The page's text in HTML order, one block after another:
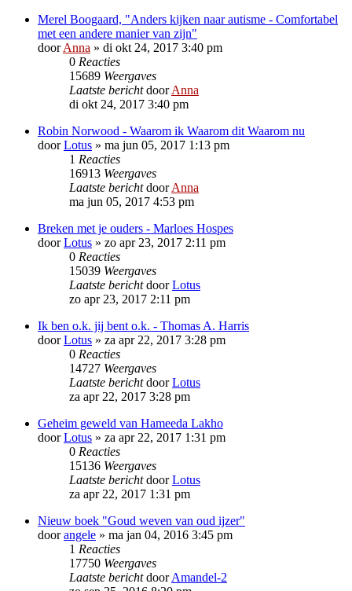
Merel Boogaard, "Anders kijken naar autisme - Comfortabel
met een andere manier van zijn"
doorAnna » di okt 24, 2017 3:40 pm
0 Reacties
15689 Weergaves
Laatste berichtdoorAnna
di okt 24, 2017 3:40 pm
Robin Norwood - Waarom ik Waarom dit Waarom nu
doorLotus » ma jun 05, 2017 1:13 pm
1 Reacties
16913 Weergaves
Laatste berichtdoorAnna
ma jun 05, 2017 4:53 pm
Breken met je ouders - Marloes Hospes
doorLotus » zo apr 23, 2017 2:11 pm
0 Reacties
15039 Weergaves
Laatste berichtdoorLotus
zo apr 23, 2017 2:11 pm
Ik ben o.k. jij bent o.k. - Thomas A. Harris
doorLotus » za apr 22, 2017 3:28 pm
0 Reacties
14727 Weergaves
Laatste berichtdoorLotus
za apr 22, 2017 3:28 pm
Geheim geweld van Hameeda Lakho
doorLotus » za apr 22, 2017 1:31 pm
0 Reacties
15136 Weergaves
Laatste berichtdoorLotus
za apr 22, 2017 1:31 pm
Nieuw boek "Goud weven van oud ijzer"
doorangele » ma jan 04, 2016 3:45 pm
1 Reacties
17750 Weergaves
Laatste berichtdoorAmandel-2